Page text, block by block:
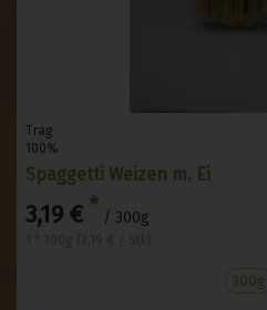
Trag
100%
Spaggetti Weizen m. Ei
3,19 € * / 300g
300g